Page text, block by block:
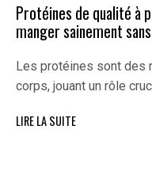
Protéines de qualité à
manger sainement
Les protéines sont des
corps, jouant un rôle
LIRE LA SUITE